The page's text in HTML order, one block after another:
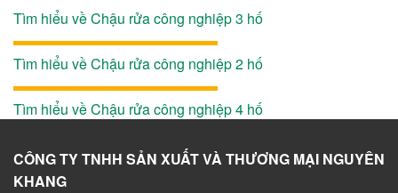
Tìm hiểu về Chậu rửa công nghiệp 3 hố
Tìm hiểu về Chậu rửa công nghiệp 2 hố
Tìm hiểu về Chậu rửa công nghiệp 4 hố
CÔNG TY TNHH SẢN XUẤT VÀ THƯƠNG MẠI NGUYÊN
KHANG